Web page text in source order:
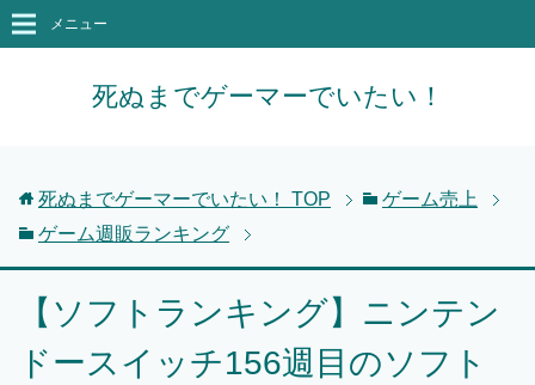
死ぬまでゲーマーでいたい！
メニュー
死ぬまでゲーマーでいたい！ TOP
ゲーム売上
ゲーム週販ランキング
【ソフトランキング】ニンテン
ドースイッチ156週目のソフト